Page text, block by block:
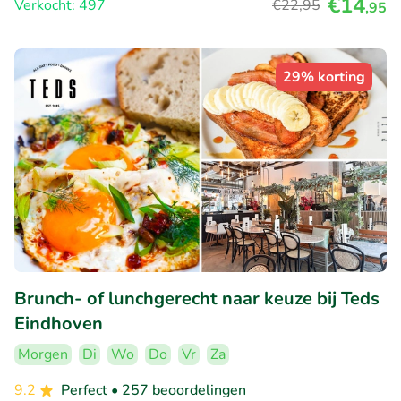
Verkocht: 497
€22,95 ,95
29% korting
Brunch- of lunchgerecht naar keuze bij Teds
Eindhoven
Morgen Di Wo Do Vr
Za
9.2
Perfect • 257 beoordelingen